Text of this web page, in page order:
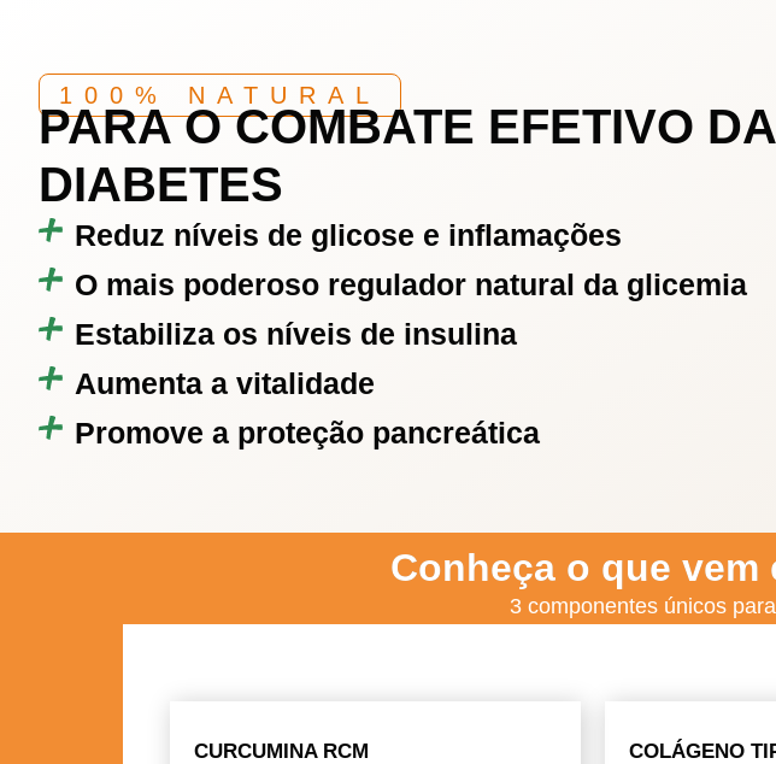
100% NATURAL
PARA O COMBATE EFETIVO DA
DIABETES
Reduz níveis de glicose e inflamações
O mais poderoso regulador natural da glicemia
Estabiliza os níveis de insulina
Aumenta a vitalidade
Promove a proteção pancreática
Conheça o que vem
3 componentes únicos
CURCUMINA RCM COLÁGENO